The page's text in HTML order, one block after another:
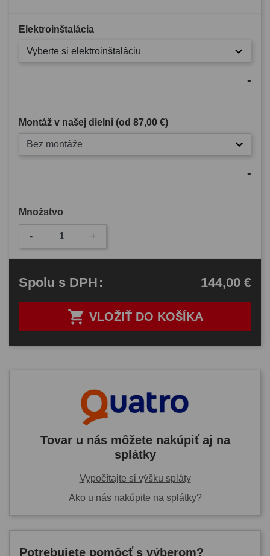
Elektroinštalácia
Vyberte si elektroinštaláciu
-
Montáž v našej dielni (od 87,00 €)
Bez montáže
-
Množstvo
- +
 VLOŽIŤ DO KOŠÍKA
Spolu s DPH: 144,00 €
Tovar u nás môžete nakúpiť aj na
splátky
Vypočítajte si výšku spláty
Ako u nás nakúpite na splátky?
Potrebujete pomôcť s výberom?